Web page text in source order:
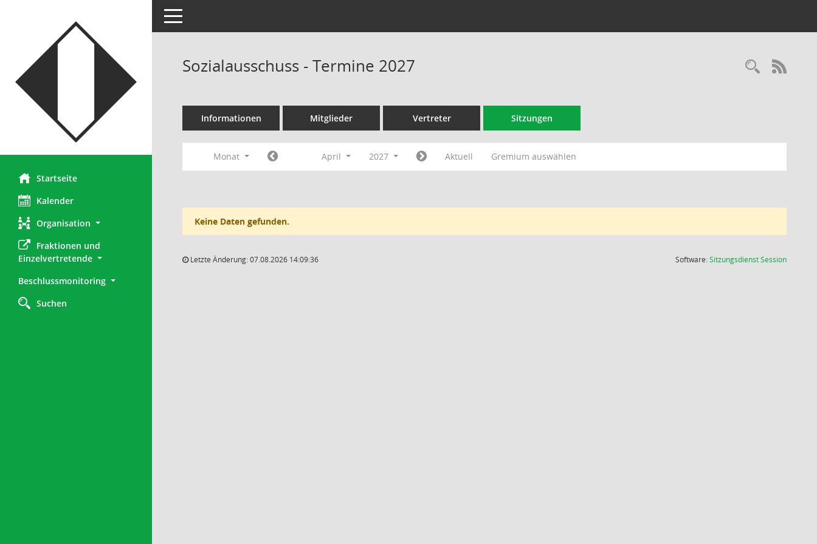
Startseite
Kalender
Organisation
Fraktionen und
Einzelvertretende
Beschlussmonitoring
Suchen
Toggle navigation
Sozialausschuss - Termine 2027
Informationen Mitglieder Vertreter Sitzungen
Monat April 2027 Aktuell Gremium auswählen
Keine Daten gefunden.
Letzte Änderung: 07.08.2026 14:09:36 Software:SitzungsdienstSession(Wird in